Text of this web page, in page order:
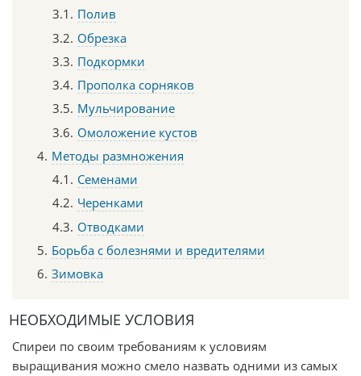
Полив
Обрезка
Подкормки
Прополка сорняков
Мульчирование
Омоложение кустов
Методы размножения
Семенами
Черенками
Отводками
Борьба с болезнями и вредителями
Зимовка
НЕОБХОДИМЫЕ УСЛОВИЯ
Спиреи по своим требованиям к условиям
выращивания можно смело назвать одними из самых